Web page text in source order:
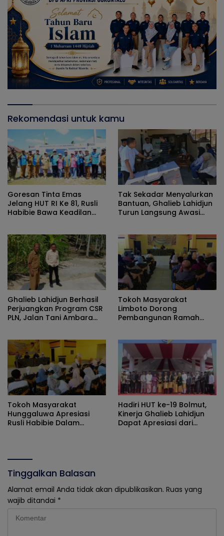
Rekomendasi untuk kamu
Goresan Tinta Emas
Jelang HUT RI Ke 81, Rusli
Habibie Bawa Keadilan
Dudepo
Tak Sekadar Menyalurkan
Bantuan, Ghalieb Lahidjun
Turun Langsung Awasi
Ghalieb Lahidjun Berhasil
Perjuangkan Program CSR
PLN, Jalan Tani Ambara
Tokoh Masyarakat
Limboto Dorong
Pembangunan Ramah
Tokoh Masyarakat
Hunggaluwa Apresiasi
Rusli Habibie Dalam
Hadiri HUT ke-19 Bolmut,
Kinerja Ghalieb Lahidjun
Dapat Apresiasi dari
Tinggalkan Balasan
Alamat email Anda tidak akan dipublikasikan. Ruas yang
wajib ditandai *